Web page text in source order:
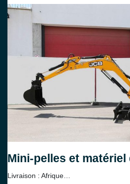
Mini-pelles et
Livraison : Afrique…